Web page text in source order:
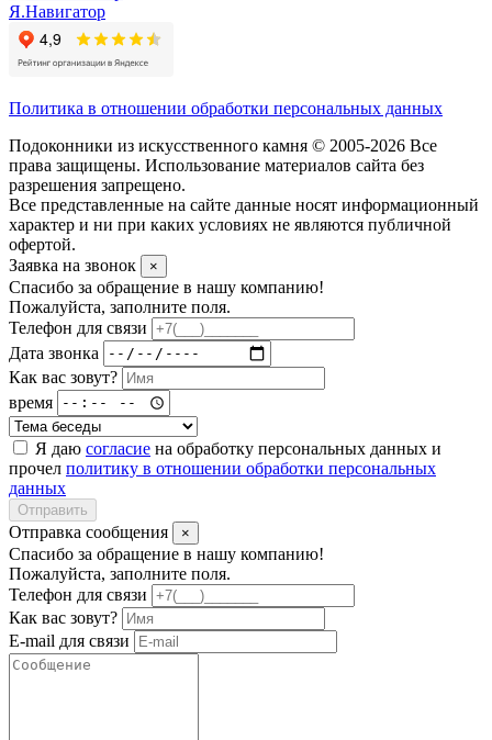
Я.Навигатор
Политика в отношении обработки персональных данных
Подоконники из искусственного камня © 2005-2026 Все
права защищены. Использование материалов сайта без
разрешения запрещено.
Все представленные на сайте данные носят информационный
характер и ни при каких условиях не являются публичной
офертой.
Заявка на звонок
×
Спасибо за обращение в нашу компанию!
Пожалуйста, заполните поля.
Телефон для связи
Дата звонка
Как вас зовут?
время
Я даю согласие на обработку персональных данных и
прочел политику в отношении обработки персональных
данных
Отправить
Отправка сообщения ×
Спасибо за обращение в нашу компанию!
Пожалуйста, заполните поля.
Телефон для связи
Как вас зовут?
E-mail для связи